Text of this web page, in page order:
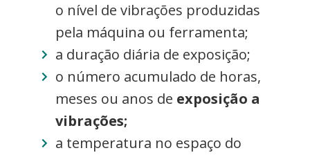
o nível de vibrações produzidas
pela máquina ou ferramenta;
a duração diária de exposição;
o número acumulado de horas,
meses ou anos de exposição a
vibrações;
a temperatura no espaço do